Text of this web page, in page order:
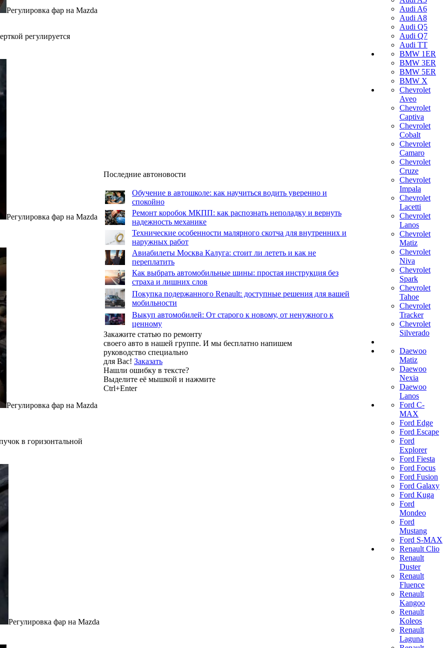
Регулировка фар на Mazda
регулируется
Регулировка фар на Mazda
Регулировка фар на Mazda
в горизонтальной
Регулировка фар на Mazda
Последние автоновости
Обучение в автошколе: как научиться водить уверенно и
спокойно
Ремонт коробок МКПП: как распознать неполадку и вернуть
надежность механике
Технические особенности малярного скотча для внутренних и
наружных работ
Авиабилеты Москва Калуга: стоит ли лететь и как не
переплатить
Как выбрать автомобильные шины: простая инструкция без
страха и лишних слов
Покупка подержанного Renault: доступные решения для вашей
мобильности
Выкуп автомобилей: От старого к новому, от ненужного к
ценному
Закажите статью по ремонту
своего авто в нашей группе. И мы бесплатно напишем
руководство специально
для Вас! Заказать
Нашли ошибку в тексте?
Выделите её мышкой и нажмите
Ctrl+Enter
Audi A6
Audi A8
Audi Q5
Audi Q7
Audi TT
BMW 1ER
BMW 3ER
BMW 5ER
BMW X
Chevrolet
Aveo
Chevrolet
Captiva
Chevrolet
Cobalt
Chevrolet
Camaro
Chevrolet
Cruze
Chevrolet
Impala
Chevrolet
Lacetti
Chevrolet
Lanos
Chevrolet
Matiz
Chevrolet
Niva
Chevrolet
Spark
Chevrolet
Tahoe
Chevrolet
Tracker
Chevrolet
Silverado
Daewoo
Matiz
Daewoo
Nexia
Daewoo
Lanos
Ford C-
MAX
Ford Edge
Ford Escape
Ford
Explorer
Ford Fiesta
Ford Focus
Ford Fusion
Ford Galaxy
Ford Kuga
Ford
Mondeo
Ford
Mustang
Ford S-MAX
Renault Clio
Renault
Duster
Renault
Fluence
Renault
Kangoo
Renault
Koleos
Renault
Laguna